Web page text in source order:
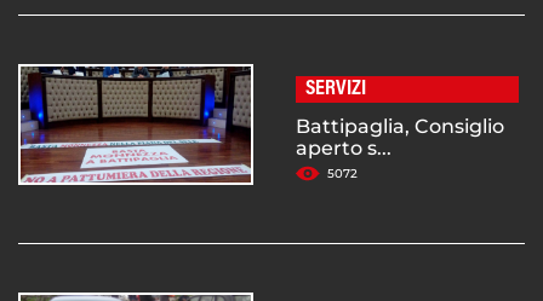
SERVIZI
Battipaglia, Consiglio
aperto s...
5072